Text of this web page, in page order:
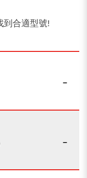
到合適型號!
–
–